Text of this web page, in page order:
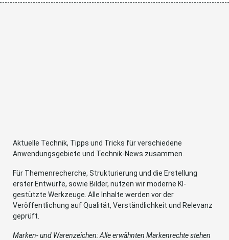
Aktuelle Technik, Tipps und Tricks für verschiedene
Anwendungsgebiete und Technik-News zusammen.
Für Themenrecherche, Strukturierung und die Erstellung
erster Entwürfe, sowie Bilder, nutzen wir moderne KI-
gestützte Werkzeuge. Alle Inhalte werden vor der
Veröffentlichung auf Qualität, Verständlichkeit und Relevanz
geprüft.
Marken- und Warenzeichen: Alle erwähnten Markenrechte stehen